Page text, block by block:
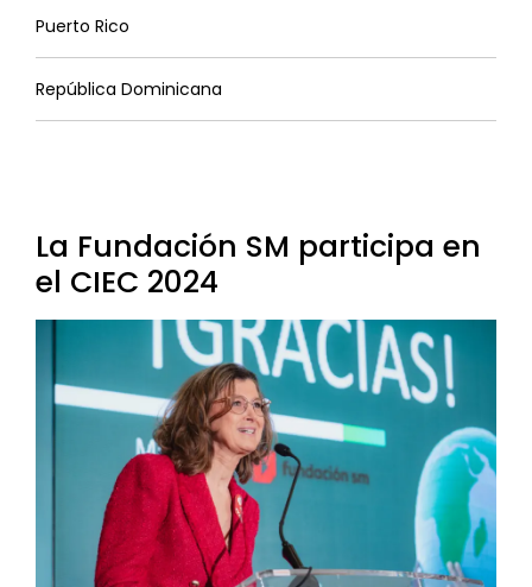
Puerto Rico
República Dominicana
La Fundación SM participa en
el CIEC 2024